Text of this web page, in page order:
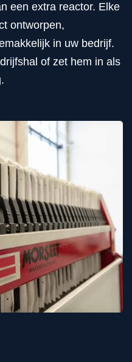
een extra reactor. Elke
ontworpen,
in uw bedrijf.
of zet hem in als